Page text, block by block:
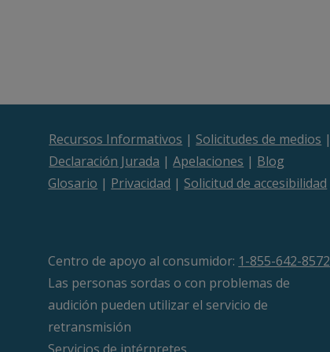
Recursos Informativos | Solicitudes de medios |
Declaración Jurada |Apelaciones | Blog
Glosario | Privacidad | Solicitud de accesibilidad
Centro de apoyo al consumidor: 1-855-642-8572
Las personas sordas o con problemas de
audición pueden utilizar el servicio de
retransmisión